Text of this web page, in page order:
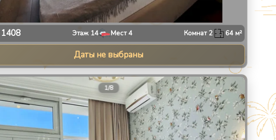
1408 Этаж 14 Мест4 Комнат 2 64м²
Даты не выбраны
1/8